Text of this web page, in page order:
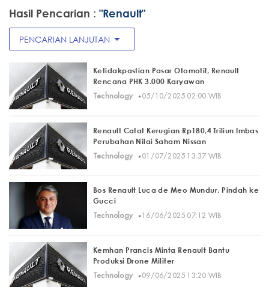
Hasil Pencarian : "Renault"
PENCARIAN LANJUTAN arrow_drop_down
Ketidakpastian Pasar Otomotif, Renault
Rencana PHK 3.000 Karyawan
Technology
· 05/10/2025 02:00 WIB
Renault Catat Kerugian Rp180,4 Triliun Imbas
Perubahan Nilai Saham Nissan
Technology
· 01/07/2025 13:37 WIB
Bos Renault Luca de Meo Mundur, Pindah ke
Gucci
Technology
· 16/06/2025 07:12 WIB
Kemhan Prancis Minta Renault Bantu
Produksi Drone Militer
Technology
· 09/06/2025 13:20 WIB